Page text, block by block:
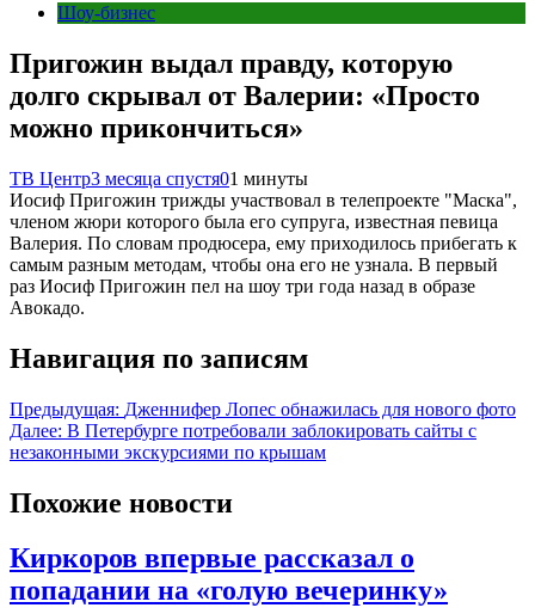
Шоу-бизнес
Пригожин выдал правду, которую
долго скрывал от Валерии: «Просто
можно прикончиться»
ТВ Центр3 месяца спустя01 минуты
Иосиф Пригожин трижды участвовал в телепроекте "Маска",
членом жюри которого была его супруга, известная певица
Валерия. По словам продюсера, ему приходилось прибегать к
самым разным методам, чтобы она его не узнала. В первый
раз Иосиф Пригожин пел на шоу три года назад в образе
Авокадо.
Навигация по записям
Предыдущая: Дженнифер Лопес обнажилась для нового фото
Далее: В Петербурге потребовали заблокировать сайты с
незаконными экскурсиями по крышам
Похожие новости
Киркоров впервые рассказал о
попадании на «голую вечеринку»